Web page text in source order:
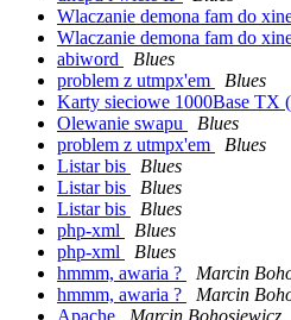
Wlaczanie demona fam do
Wlaczanie demona fam do
abiword
Blues
problem z utmpx'em
Blues
Karty sieciowe 1000Base TX
Olewanie swapu
Blues
problem z utmpx'em
Blues
Listar bis
Blues
Listar bis
Blues
Listar bis
Blues
php-xml
Blues
php-xml
Blues
hmmm, awaria ?
Marcin
hmmm, awaria ?
Marcin